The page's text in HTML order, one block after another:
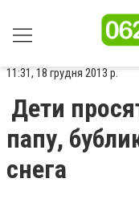
11:31, 18 грудня 2013 р.
Дети
папу,
снега